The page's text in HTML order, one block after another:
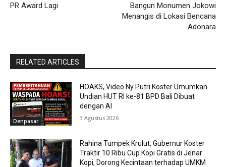
PR Award Lagi
Bangun Monumen Jokowi
Menangis di Lokasi Bencana
Adonara
RELATED ARTICLES
Denpasar
HOAKS, Video Ny Putri Koster Umumkan
Undian HUT RI ke-81 BPD Bali Dibuat
dengan AI
3 Agustus 2026
Rahina Tumpek Krulut, Gubernur Koster
Traktir 10 Ribu Cup Kopi Gratis di Jenar
Kopi, Dorong Kecintaan terhadap UMKM